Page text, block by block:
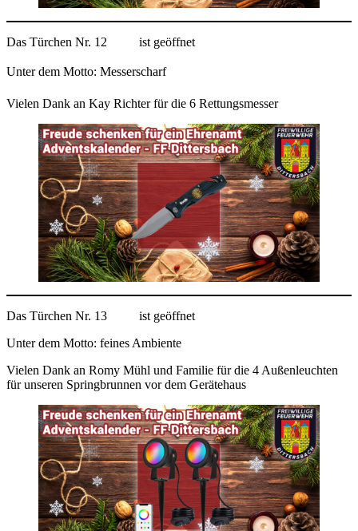
Das Türchen Nr. 12 ist geöffnet
Unter dem Motto: Messerscharf
Vielen Dank an Kay Richter für die 6 Rettungsmesser
Das Türchen Nr. 13
ist geöffnet
Unter dem Motto: feines Ambiente
Vielen Dank an Romy Mühl und Familie für die 4 Außenleuchten
für unseren Springbrunnen vor dem Gerätehaus